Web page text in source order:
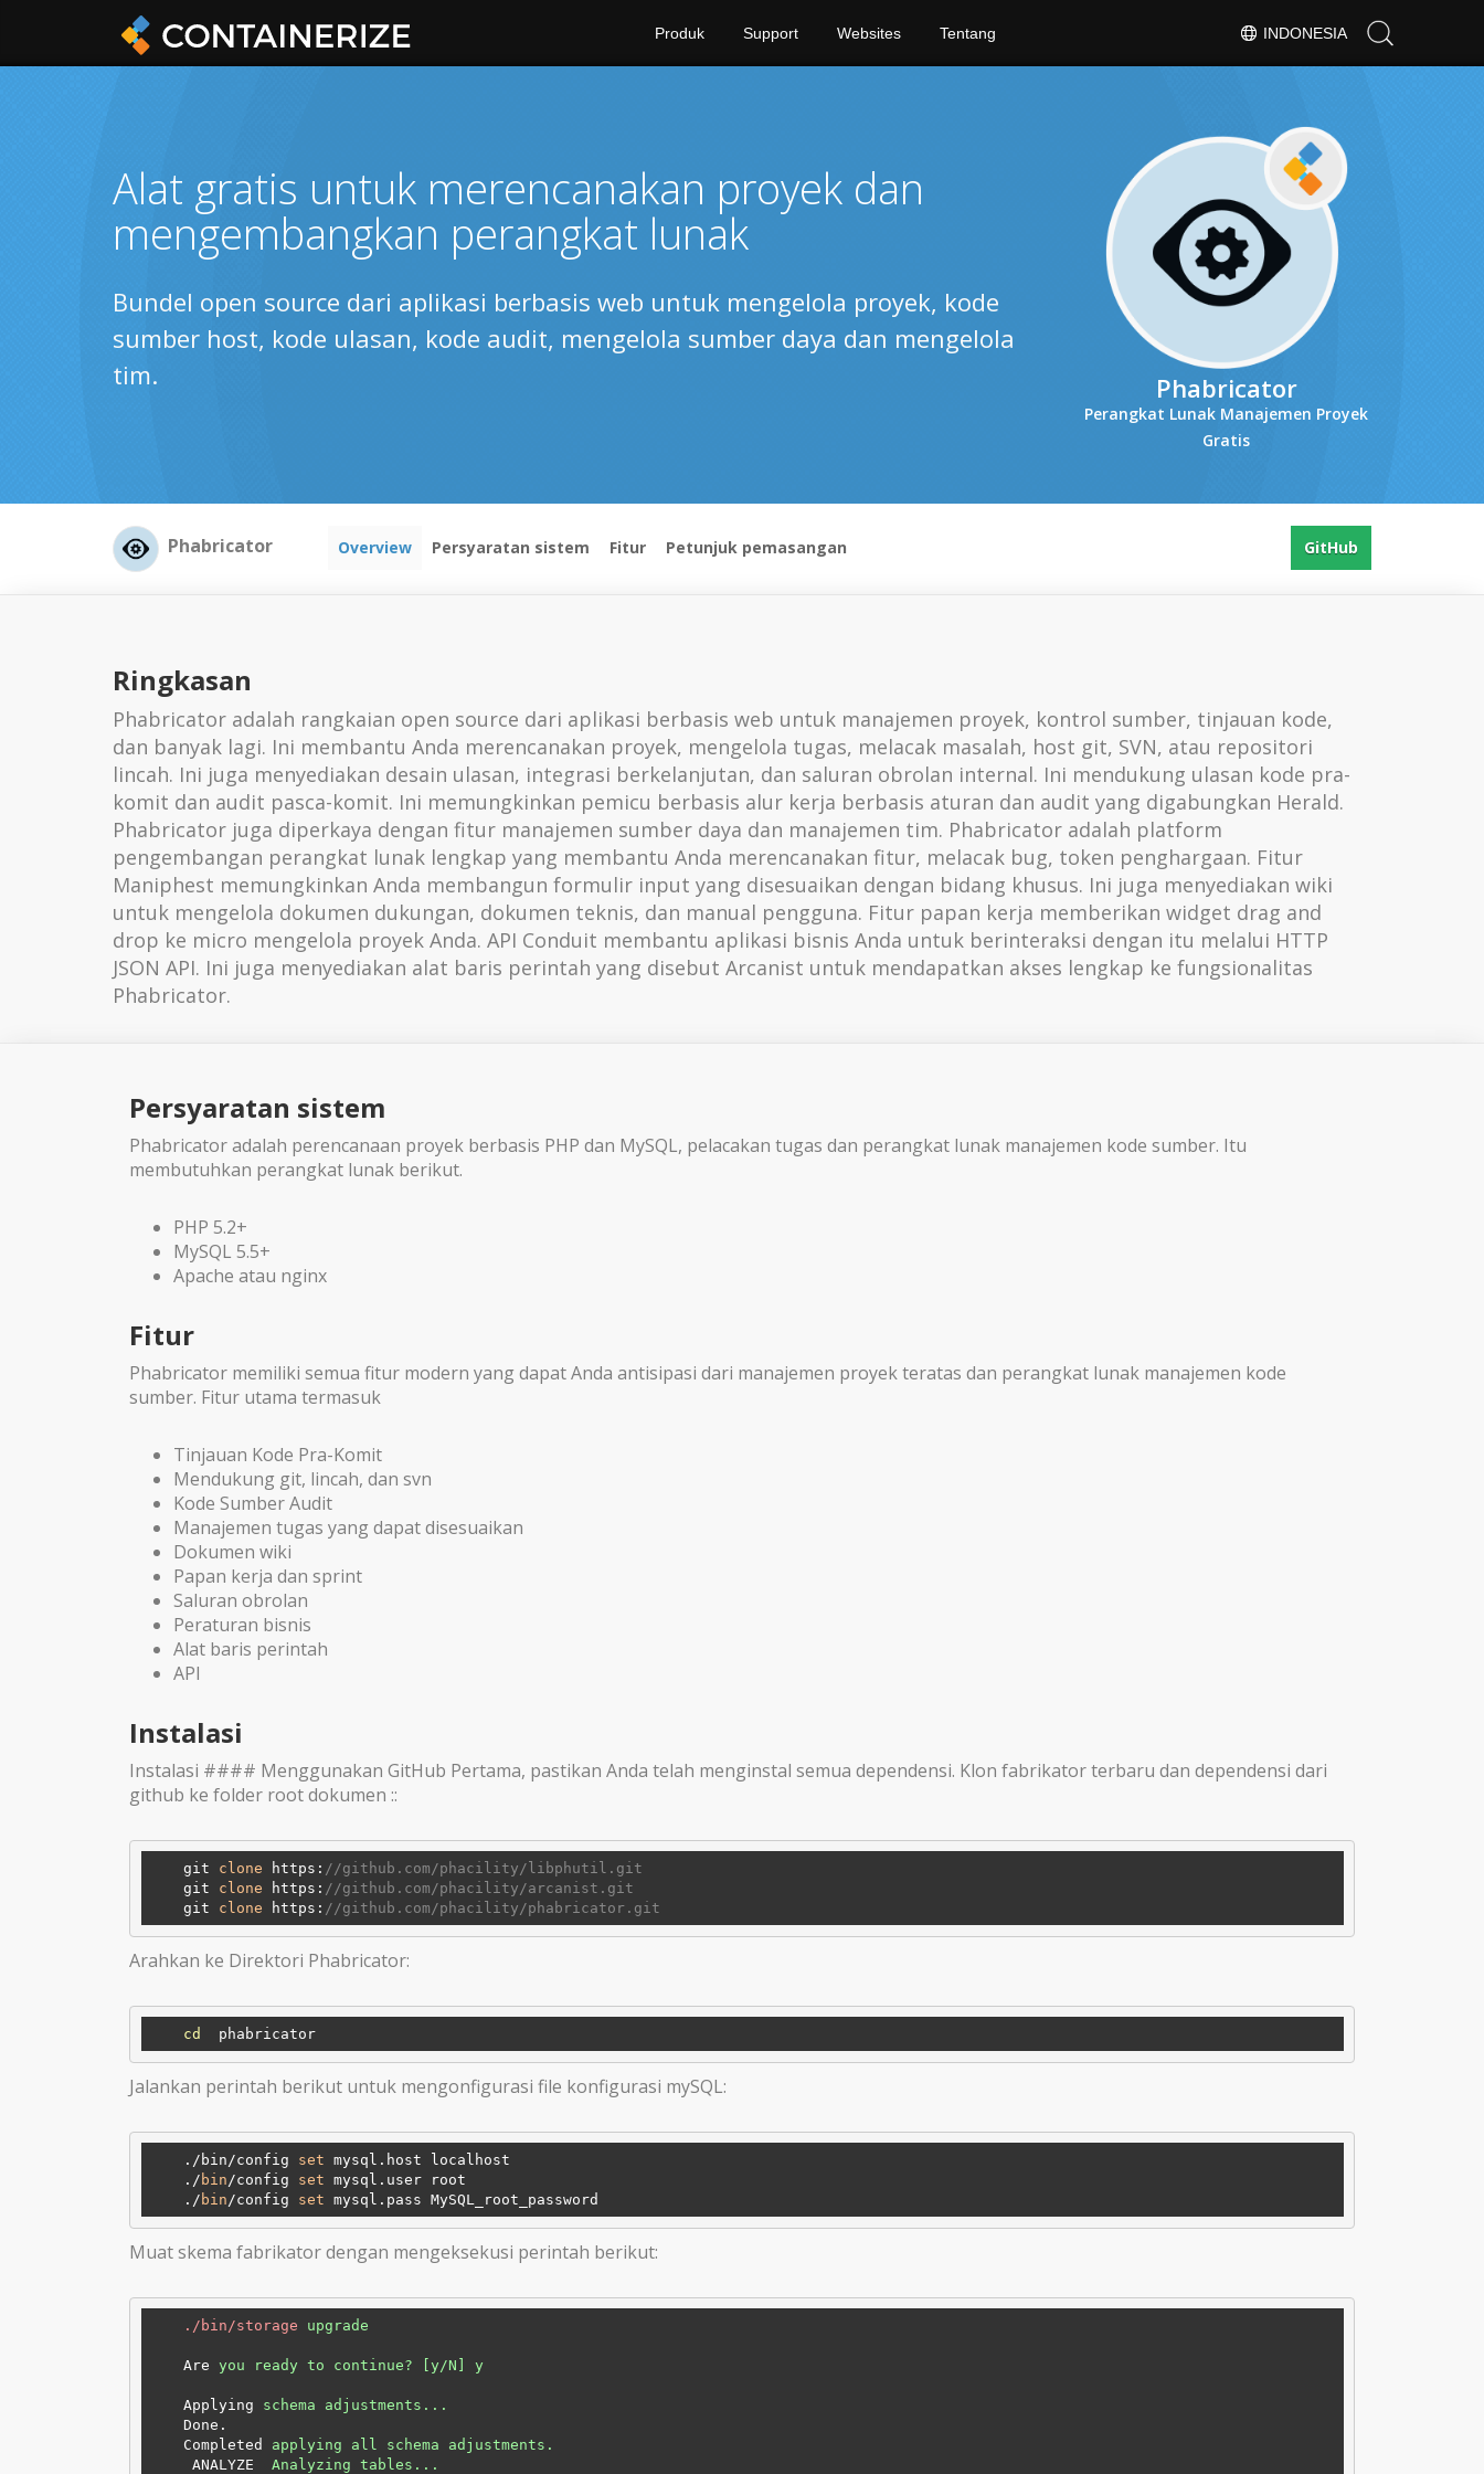
INDONESIA
Produk Support Websites Tentang
Phabricator
Perangkat Lunak Manajemen Proyek
Gratis
Alat gratis untuk merencanakan proyek dan
mengembangkan perangkat lunak
Bundel open source dari aplikasi berbasis web untuk mengelola proyek, kode
sumber host, kode ulasan, kode audit, mengelola sumber daya dan mengelola
tim.
Phabricator Overview Persyaratan sistem Fitur Petunjuk pemasangan GitHub
Ringkasan
Phabricator adalah rangkaian open source dari aplikasi berbasis web untuk manajemen proyek, kontrol sumber, tinjauan kode,
dan banyak lagi. Ini membantu Anda merencanakan proyek, mengelola tugas, melacak masalah, host git, SVN, atau repositori
lincah. Ini juga menyediakan desain ulasan, integrasi berkelanjutan, dan saluran obrolan internal. Ini mendukung ulasan kode pra-
komit dan audit pasca-komit. Ini memungkinkan pemicu berbasis alur kerja berbasis aturan dan audit yang digabungkan Herald.
Phabricator juga diperkaya dengan fitur manajemen sumber daya dan manajemen tim. Phabricator adalah platform
pengembangan perangkat lunak lengkap yang membantu Anda merencanakan fitur, melacak bug, token penghargaan. Fitur
Maniphest memungkinkan Anda membangun formulir input yang disesuaikan dengan bidang khusus. Ini juga menyediakan wiki
untuk mengelola dokumen dukungan, dokumen teknis, dan manual pengguna. Fitur papan kerja memberikan widget drag and
drop ke micro mengelola proyek Anda. API Conduit membantu aplikasi bisnis Anda untuk berinteraksi dengan itu melalui HTTP
JSON API. Ini juga menyediakan alat baris perintah yang disebut Arcanist untuk mendapatkan akses lengkap ke fungsionalitas
Phabricator.
Persyaratan sistem
Phabricator adalah perencanaan proyek berbasis PHP dan MySQL, pelacakan tugas dan perangkat lunak manajemen kode sumber. Itu
membutuhkan perangkat lunak berikut.
PHP 5.2+
MySQL 5.5+
Apache atau nginx
Fitur
Phabricator memiliki semua fitur modern yang dapat Anda antisipasi dari manajemen proyek teratas dan perangkat lunak manajemen kode
sumber. Fitur utama termasuk
Tinjauan Kode Pra-Komit
Mendukung git, lincah, dan svn
Kode Sumber Audit
Manajemen tugas yang dapat disesuaikan
Dokumen wiki
Papan kerja dan sprint
Saluran obrolan
Peraturan bisnis
Alat baris perintah
API
Instalasi
Instalasi #### Menggunakan GitHub Pertama, pastikan Anda telah menginstal semua dependensi. Klon fabrikator terbaru dan dependensi dari
github ke folder root dokumen ::
    git
clone https: //github.com/phacility/libphutil.git
    git
clone https: //github.com/phacility/arcanist.git
    git
clone https: //github.com/phacility/phabricator.git
Arahkan ke Direktori Phabricator:
cd
Jalankan perintah berikut untuk mengonfigurasi file konfigurasi mySQL:
    ./bin/config
set mysql.host localhost
    ./
bin /config set mysql.user root
    ./
bin /config set
Muat skema fabrikator dengan mengeksekusi perintah berikut:
./bin/storage upgrade
Are you ready to continue? [y/N] y
Applying
schema adjustments...
Done.
Completed
applying all schema adjustments.
ANALYZE
Analyzing tables...